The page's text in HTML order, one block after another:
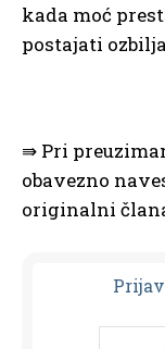
kada moć
postajati
⇛ Pri
obavezno
originalni